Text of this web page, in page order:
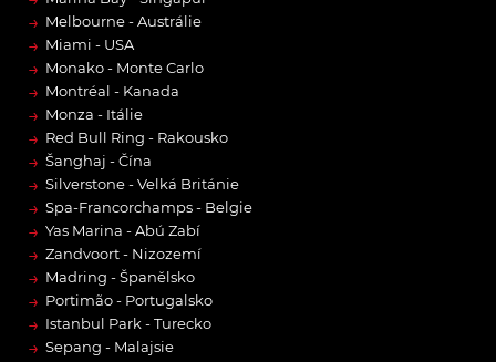
→ Melbourne - Austrálie
→ Miami - USA
→ Monako - Monte Carlo
→ Montréal - Kanada
→ Monza - Itálie
→ Red Bull Ring - Rakousko
→ Šanghaj - Čína
→ Silverstone - Velká Británie
→ Spa-Francorchamps - Belgie
→ Yas Marina - Abú Zabí
→ Zandvoort - Nizozemí
→ Madring - Španělsko
→ Portimão - Portugalsko
→ Istanbul Park - Turecko
→ Sepang - Malajsie